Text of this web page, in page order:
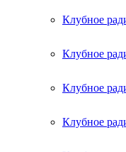
Клубное
Клубное
Клубное
Клубное